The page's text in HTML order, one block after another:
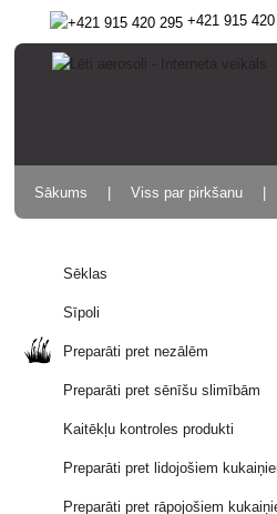
+421 915
Sākums Viss par pirkšanu
Sēklas
Sīpoli
Preparāti pret nezālēm
Preparāti pret sēnīšu slimībām
Kaitēkļu kontroles produkti
Preparāti pret lidojošiem
Preparāti pret rāpojošiem